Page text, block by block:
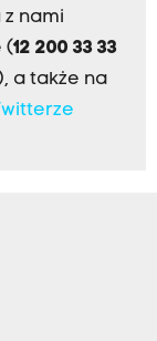
nami
(12 200 33 33
a także na
Twitterze